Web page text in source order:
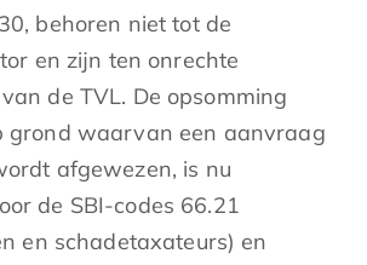
behoren niet tot de
en zijn ten onrechte
de TVL. De opsomming
grond waarvan een aanvraag
afgewezen, is nu
de SBI-codes 66.21
en schadetaxateurs) en